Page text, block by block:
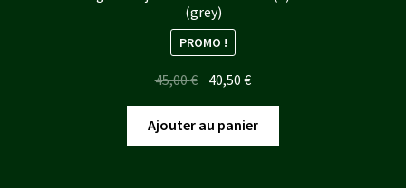
(grey)
PROMO !
45,00€ Le
initial
était :
40,50€Le
actuel
est :
Ajouter au panier